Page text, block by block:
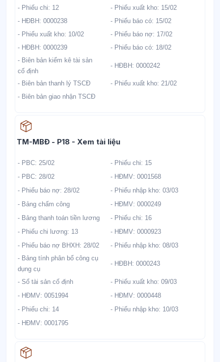
- Phiếu chi: 12
- Phiếu xuất kho: 15/02
- HĐBH: 0000238
- Phiếu báo có: 15/02
- Phiếu xuất kho: 10/02
- Phiếu báo nợ: 17/02
- HĐBH: 0000239
- Phiếu báo có: 18/02
- Biên bản kiểm kê tài sản
cố định
- HĐBH: 0000242
- Biên bản thanh lý TSCĐ
- Phiếu xuất kho: 21/02
- Biên bản giao nhận TSCĐ
TM-MBĐ - P18 - Xem tài liệuHọc liệu
- PBC: 25/02
- Phiếu chi: 15
- PBC: 28/02
- HĐMV: 0001568
- Phiếu báo nợ: 28/02
- Phiếu nhập kho: 03/03
- Bảng chấm công
- HĐMV: 0000249
- Bảng thanh toán tiền lương
- Phiếu chi: 16
- Phiếu chi lương: 13
- HĐMV: 0000923
- Phiếu báo nợ BHXH: 28/02
- Phiếu nhập kho: 08/03
- Bảng tính phân bổ công cụ
dụng cụ
- HĐBH: 0000243
- Sổ tài sản cố định
- Phiếu xuất kho: 09/03
- HĐMV: 0051994
- HĐMV: 0000448
- Phiếu chi: 14
- Phiếu nhập kho: 10/03
- HĐMV: 0001795